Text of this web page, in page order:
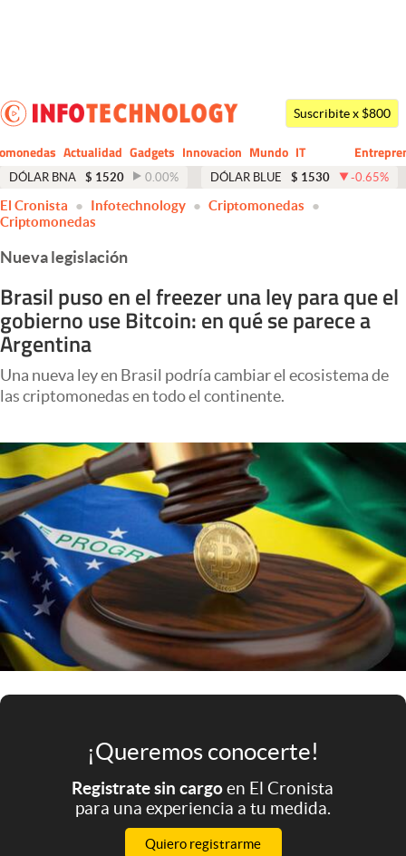
Dólar
Economía y Política
Finanzas y Mercados
Columnistas
Otras secciones
Apertura
Clase
Clima
Mundial 2026
Eventos Corporativos
El Cronista Studio
Mediakit
abre en nueva pestaña
Argentina
Suscribite x $800
Actualidad Gadgets Innovacion Mundo
CIO
IT
Business
DÓLAR BNA $ 1520 0.00% DÓLAR BLUE $ 1530 -0.65%
El Cronista Infotechnology
Criptomonedas
Criptomonedas
Nueva legislación
Brasil puso en el freezer una ley para que el
gobierno use Bitcoin: en qué se parece a
Argentina
Una nueva ley en Brasil podría cambiar el ecosistema de
las criptomonedas en todo el continente.
¡Queremos conocerte!
Registrate sin cargoen El Cronista
para una experiencia a tu medida.
Quiero registrarme